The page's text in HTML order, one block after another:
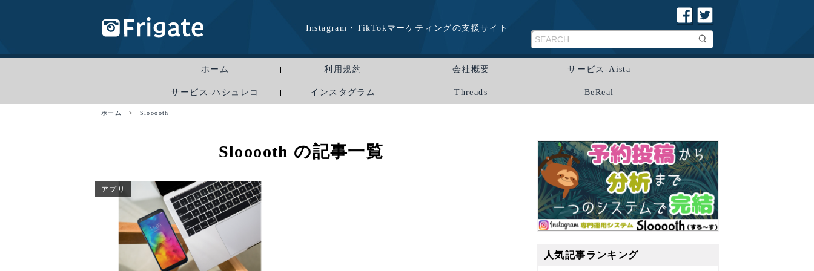
Instagram・TikTokマーケティングの支援サイト
ホーム 利用規約 会社概要 サービス-Aista
サービス-ハシュレコ インスタグラム Threads BeReal
ホーム > Slooooth
Slooooth の記事一覧
アプリ
人気記事ランキング